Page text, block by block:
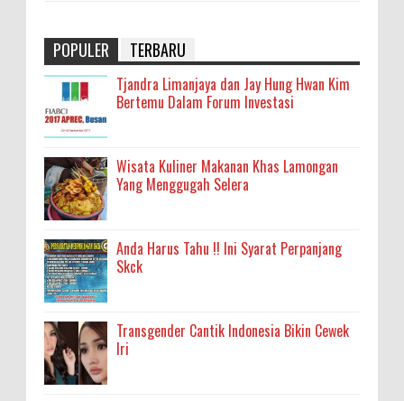
POPULER TERBARU
Tjandra Limanjaya dan Jay Hung Hwan Kim
Bertemu Dalam Forum Investasi
Wisata Kuliner Makanan Khas Lamongan
Yang Menggugah Selera
Anda Harus Tahu !! Ini Syarat Perpanjang
Skck
Transgender Cantik Indonesia Bikin Cewek
Iri